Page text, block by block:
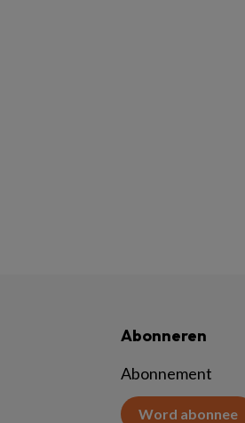
Abonneren
Abonnement
Word abonnee